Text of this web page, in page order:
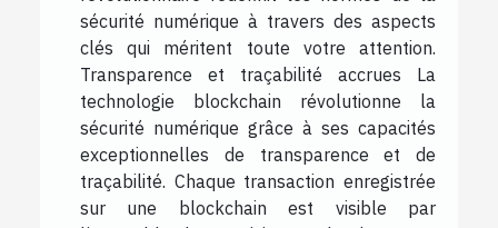
sécurité numérique à travers des aspects
clés qui méritent toute votre attention.
Transparence et traçabilité accrues La
technologie blockchain révolutionne la
sécurité numérique grâce à ses capacités
exceptionnelles de transparence et de
traçabilité. Chaque transaction enregistrée
sur une blockchain est visible par